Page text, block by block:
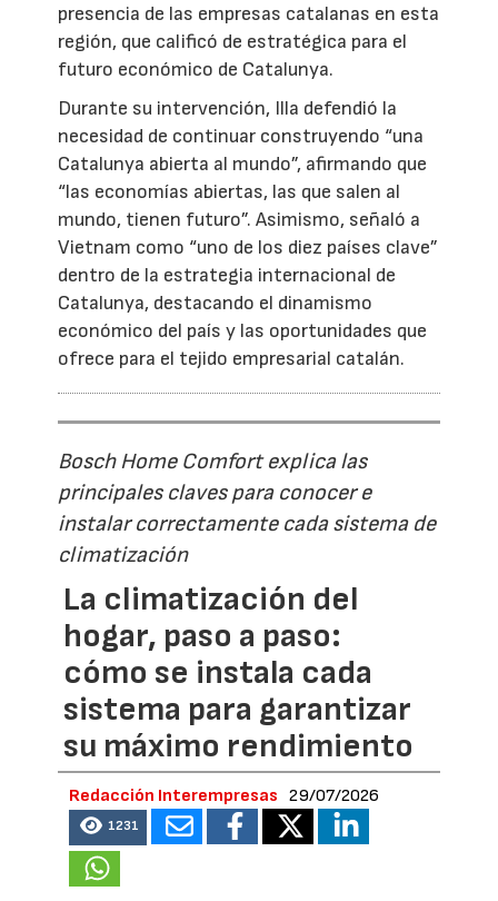
presencia de las empresas catalanas en esta
región, que calificó de estratégica para el
futuro económico de Catalunya.
Durante su intervención, Illa defendió la
necesidad de continuar construyendo “una
Catalunya abierta al mundo”, afirmando que
“las economías abiertas, las que salen al
mundo, tienen futuro”. Asimismo, señaló a
Vietnam como “uno de los diez países clave”
dentro de la estrategia internacional de
Catalunya, destacando el dinamismo
económico del país y las oportunidades que
ofrece para el tejido empresarial catalán.
Bosch Home Comfort explica las
principales claves para conocer e
instalar correctamente cada sistema de
climatización
La climatización del
hogar, paso a paso:
cómo se instala cada
sistema para garantizar
su máximo rendimiento
Redacción Interempresas 29/07/2026
1231